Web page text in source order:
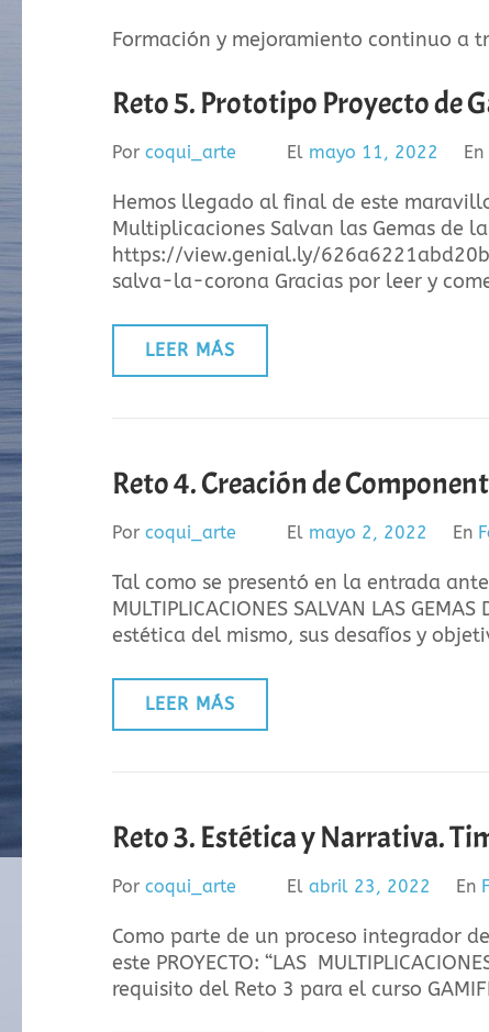
Formación y mejoramiento continuo a
Reto 5. Prototipo Proyecto de
Por coqui_arte El mayo 11, 2022 En
Hemos llegado al final de este
Multiplicaciones Salvan las Gemas de
https://view.genial.ly/
salva-la-corona Gracias por leer y
LEER MÁS
Reto 4. Creación de
Por coqui_arte El mayo 2, 2022 En
Tal como se presentó en la entrada
MULTIPLICACIONES SALVAN LAS
estética del mismo, sus desafíos y
LEER MÁS
Reto 3. Estética y Narrativa.
Por coqui_arte El abril 23, 2022 En
Como parte de un proceso integrador
este PROYECTO: “LAS
requisito del Reto 3 para el curso